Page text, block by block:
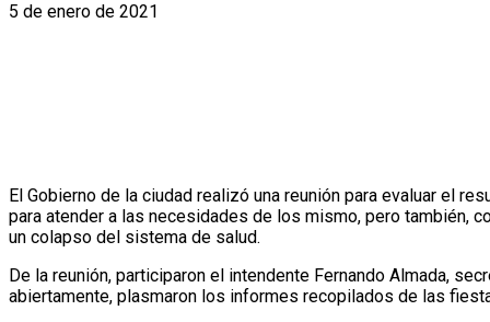
5 de enero de 2021
El Gobierno de la ciudad realizó una reunión para evaluar el
para atender a las necesidades de los mismo, pero también,
un colapso del sistema de salud.
De la reunión, participaron el intendente Fernando Almada,
abiertamente, plasmaron los informes recopilados de las